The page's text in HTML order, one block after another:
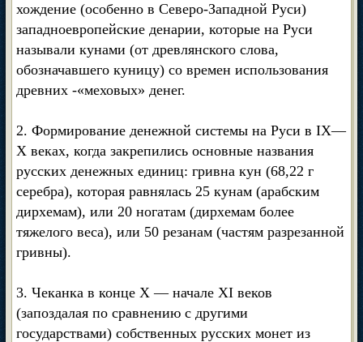
хождение (особенно в Северо-Западной Руси)
западноевропейские денарии, которые на Руси
называли кунами (от древлянского слова,
обозначавшего куницу) со времен использования
древних -«меховых» денег.
2. Формирование денежной системы на Руси в IX—
X веках, когда закрепились основные названия
русских денежных единиц: гривна кун (68,22 г
серебра), которая равнялась 25 кунам (арабским
дирхемам), или 20 ногатам (дирхемам более
тяжелого веса), или 50 резанам (частям разрезанной
гривны).
3. Чеканка в конце X — начале XI веков
(запоздалая по сравнению с другими
государствами) собственных русских монет из